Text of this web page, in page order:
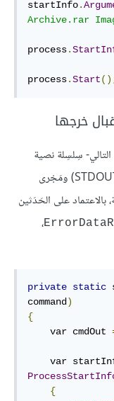
startInfo.
Archive.rar
process.
process.Start
خرجها
سِلسِلة نصية
تتَضمَن مُحتوَى كلًا من مَجْرى الخَرْج القياسي (STDOUT) ومَجْرى
،
private static
command)
{
    var cmdOut
var
{